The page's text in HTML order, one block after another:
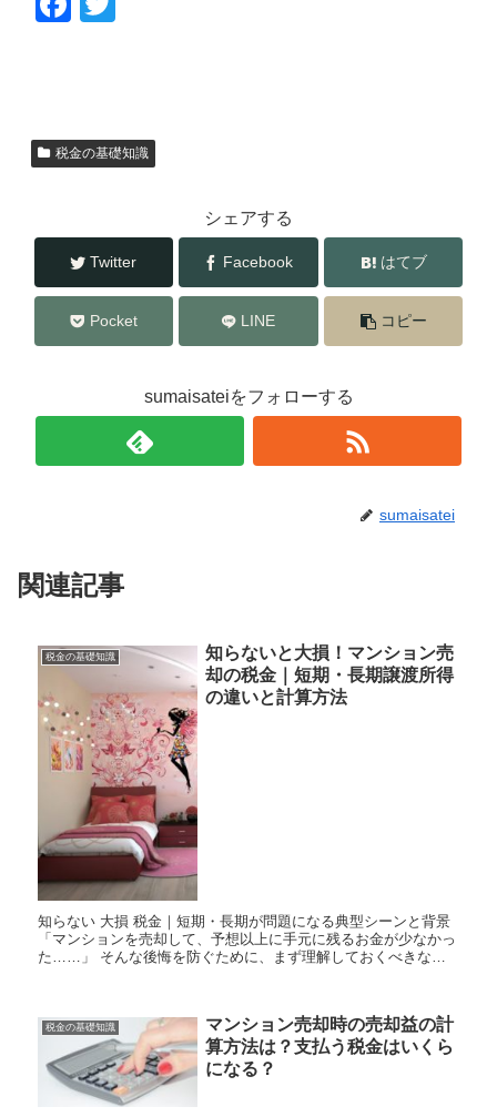
b
k
税金の基礎知識
シェアする
Twitter Facebook はてブ
Pocket LINE コピー
sumaisateiをフォローする
sumaisatei
関連記事
税金の基礎知識
知らないと大損！マンション売
却の税金｜短期・長期譲渡所得
の違いと計算方法
知らない 大損 税金｜短期・長期が問題になる典型シーンと背景
「マンションを売却して、予想以上に手元に残るお金が少なかっ
た……」 そんな後悔を防ぐために、まず理解しておくべきなの
税金の基礎知識
マンション売却時の売却益の計
算方法は？支払う税金はいくら
になる？